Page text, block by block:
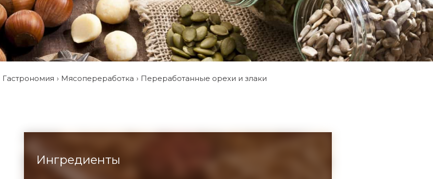
Гастрономия Мясопереработка Переработанные орехи и злаки
Ингредиенты